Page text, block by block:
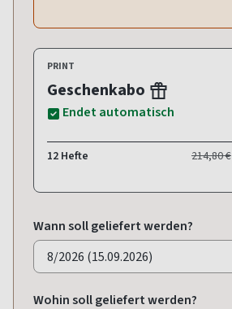
PRINT
Geschenkabo
Endet automatisch
12 Hefte 214,80 €
Wann soll geliefert werden?
Wohin soll geliefert werden?